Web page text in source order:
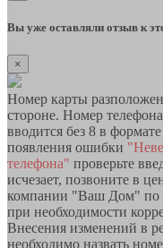
Вы уже оставляли отзыв к
×
Номер карты
стороне. Номер
вводится без 8 в
появления ошибки
телефона" проверьте
исчезает, позвоните в
компании "Ваш Дом" по
при необходимости
Внесения изменений в
необходимо назвать